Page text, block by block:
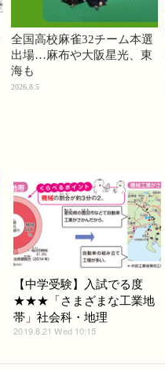
全国高校麻雀32チーム本選
出場…麻布や大阪星光、東
海も
2026.8.5
【中学受験】入試でる度
★★★「さまざまな工業地
帯」社会科・地理
2019.8.21 Wed 10:15